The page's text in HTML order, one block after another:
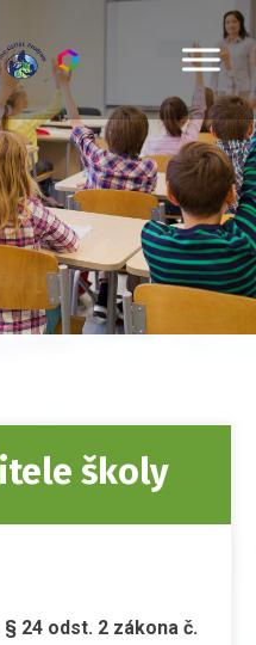
školy
§ 24 odst. 2 zákona č.